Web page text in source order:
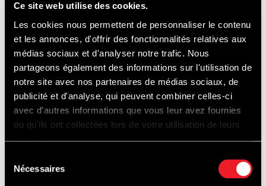
Ce site web utilise des cookies.
Les cookies nous permettent de personnaliser le contenu
et les annonces, d'offrir des fonctionnalités relatives aux
médias sociaux et d'analyser notre trafic. Nous
partageons également des informations sur l'utilisation de
notre site avec nos partenaires de médias sociaux, de
publicité et d'analyse, qui peuvent combiner celles-ci
avec d'autres informations que vous leur avez fournies
ou qu'ils ont collectées lors de votre utilisation de leurs
services.
Nécessaires
Camping:
Van 29/05 tot 31/05
25 m² (max. 4 personen) – €48/weekend
Geen voorverkoop – enkel betaling met
kaart